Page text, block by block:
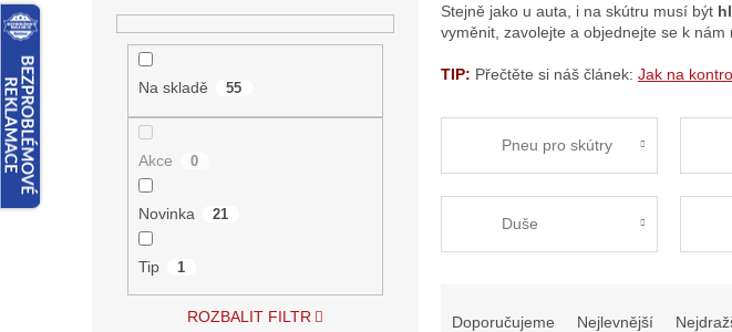
Na skladě 55
Akce 0
Novinka 21
Tip 1
ROZBALIT FILTR
Stejně jako u auta, i na skútru musí být
vyměnit, zavolejte a objednejte se k nám
TIP: Přečtěte si náš článek: Jak na
Pneu pro skútry
Duše
Doporučujeme Nejlevnější